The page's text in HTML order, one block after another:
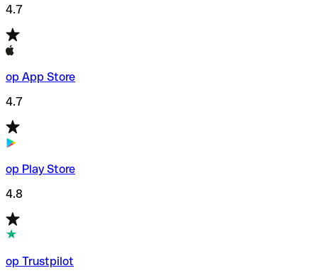
4.7
op App Store
4.7
op Play Store
4.8
op Trustpilot